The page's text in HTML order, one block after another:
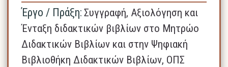
Έργο / Πράξη: Συγγραφή, Αξιολόγηση και
Ένταξη διδακτικών βιβλίων στο Μητρώο
Διδακτικών Βιβλίων και στην Ψηφιακή
Βιβλιοθήκη Διδακτικών Βιβλίων, ΟΠΣ